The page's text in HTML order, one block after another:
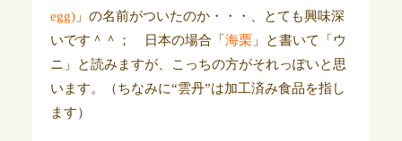
egg)」の名前がついたのか・・・、とても興味深
いです＾＾； 日本の場合 「海栗 」と書いて「ウ
ニ」と読みますが、こっちの方がそれっぽいと思
います。（ちなみに“雲丹”は加工済み食品を指し
ます）